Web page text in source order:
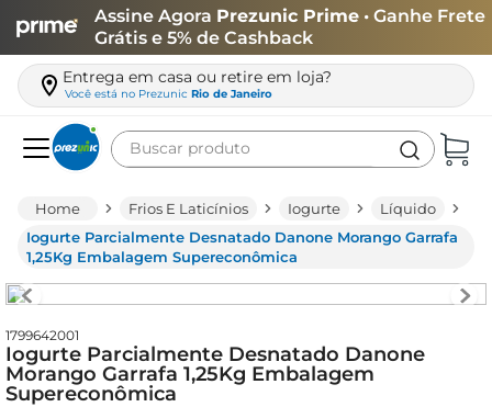
Assine Agora Prezunic Prime • Ganhe Frete
Grátis e 5% de Cashback
Entrega em casa ou retire em loja?
Você está no Prezunic Rio de Janeiro
Buscar produto
Frios E Laticínios Iogurte
Líquido
Iogurte Parcialmente Desnatado Danone Morango Garrafa
1,25Kg Embalagem Supereconômica
1799642001
Iogurte Parcialmente Desnatado Danone
Morango Garrafa 1,25Kg Embalagem
Supereconômica
leite
café
queijo
azeite